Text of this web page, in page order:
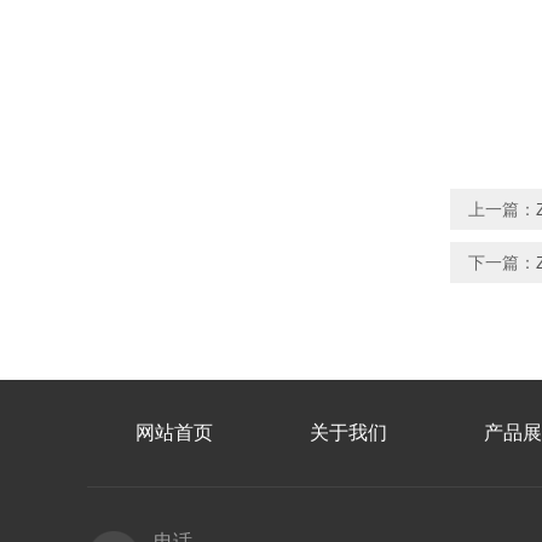
上一篇：
下一篇：
网站首页 关于我们 产品